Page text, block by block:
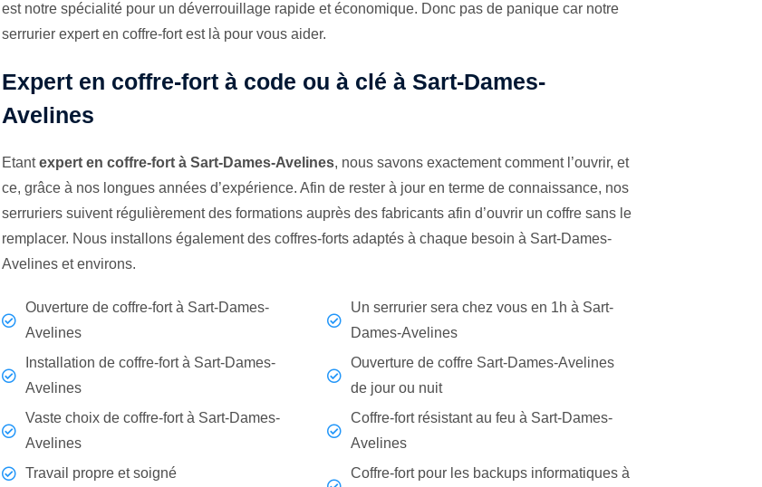
est notre spécialité pour un déverrouillage rapide et économique. Donc pas de panique car notre
serrurier expert en coffre-fort est là pour vous aider.
Expert en coffre-fort à code ou à clé à Sart-Dames-
Avelines
Etantexpert en coffre-fort à Sart-Dames-Avelines, nous savons exactement comment l’ouvrir, et
ce, grâce à nos longues années d’expérience. Afin de rester à jour en terme de connaissance, nos
serruriers suivent régulièrement des formations auprès des fabricants afin d’ouvrir un coffre sans le
remplacer. Nous installons également des coffres-forts adaptés à chaque besoin à Sart-Dames-
Avelines et environs.
Ouverture de coffre-fort à Sart-Dames-
Avelines
Installation de coffre-fort à Sart-Dames-
Avelines
Vaste choix de coffre-fort à Sart-Dames-
Avelines
Travail propre et soigné
Un serrurier sera chez vous en 1h à Sart-
Dames-Avelines
Ouverture de coffre Sart-Dames-Avelines
de jour ou nuit
Coffre-fort résistant au feu à Sart-Dames-
Avelines
Coffre-fort pour les backups informatiques à